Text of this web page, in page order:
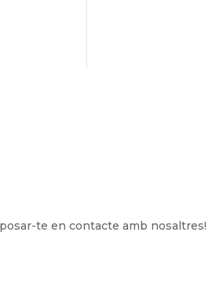
te en contacte amb nosaltres!